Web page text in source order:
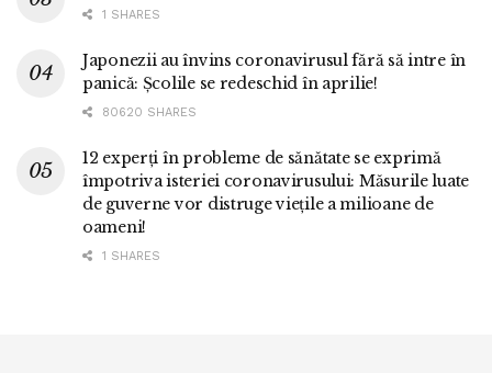
1 SHARES
Japonezii au învins coronavirusul fără să intre în
panică: Școlile se redeschid în aprilie!
80620 SHARES
12 experți în probleme de sănătate se exprimă
împotriva isteriei coronavirusului: Măsurile luate
de guverne vor distruge viețile a milioane de
oameni!
1 SHARES